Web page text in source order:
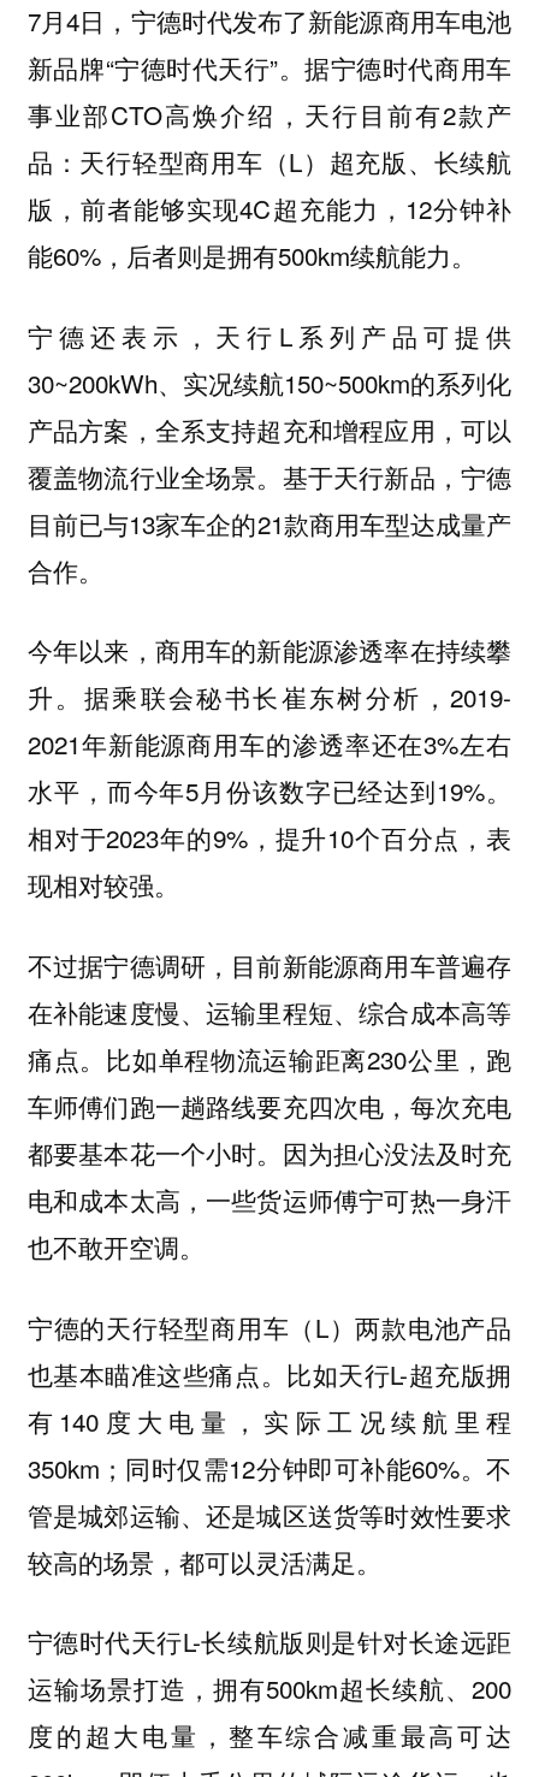
7月4日，宁德时代发布了新能源商用车电池
新品牌“宁德时代天行”。据宁德时代商用车
事业部CTO高焕介绍，天行目前有2款产
品：天行轻型商用车（L）超充版、长续航
版，前者能够实现4C超充能力，12分钟补
能60%，后者则是拥有500km续航能力。
宁德还表示，天行L系列产品可提供
30~200kWh、实况续航150~500km的系列化
产品方案，全系支持超充和增程应用，可以
覆盖物流行业全场景。基于天行新品，宁德
目前已与13家车企的21款商用车型达成量产
合作。
今年以来，商用车的新能源渗透率在持续攀
升。据乘联会秘书长崔东树分析，2019-
2021年新能源商用车的渗透率还在3%左右
水平，而今年5月份该数字已经达到19%。
相对于2023年的9%，提升10个百分点，表
现相对较强。
不过据宁德调研，目前新能源商用车普遍存
在补能速度慢、运输里程短、综合成本高等
痛点。比如单程物流运输距离230公里，跑
车师傅们跑一趟路线要充四次电，每次充电
都要基本花一个小时。因为担心没法及时充
电和成本太高，一些货运师傅宁可热一身汗
也不敢开空调。
宁德的天行轻型商用车（L）两款电池产品
也基本瞄准这些痛点。比如天行L-超充版拥
有140度大电量，实际工况续航里程
350km；同时仅需12分钟即可补能60%。不
管是城郊运输、还是城区送货等时效性要求
较高的场景，都可以灵活满足。
宁德时代天行L-长续航版则是针对长途远距
运输场景打造，拥有500km超长续航、200
度的超大电量，整车综合减重最高可达